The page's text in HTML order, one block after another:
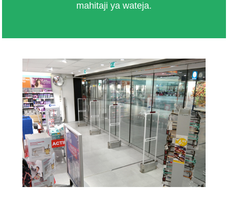
mahitaji ya wateja.